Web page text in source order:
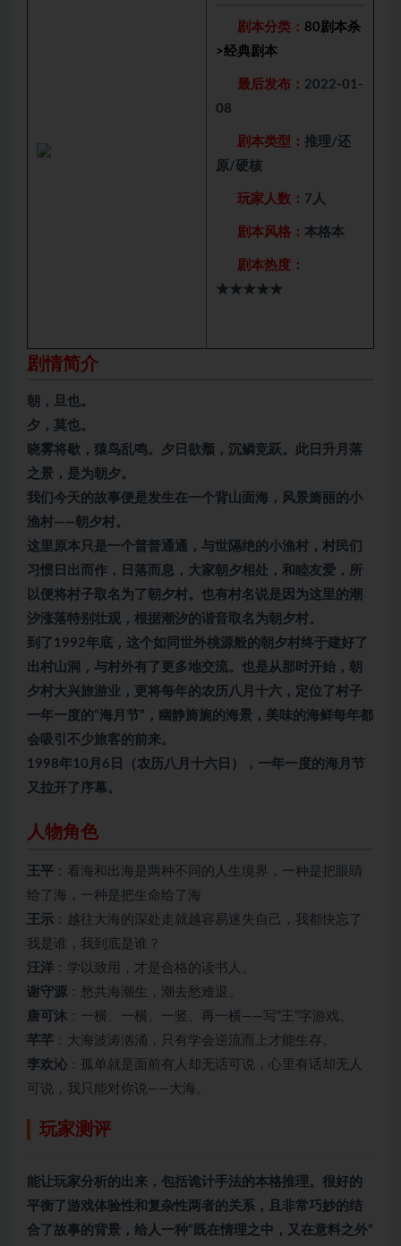
剧本分类： 80剧本杀
>经典剧本
最后发布： 2022-01-
08
剧本类型： 推理/还
原/硬核
玩家人数： 7人
剧本风格： 本格本
剧本热度：
★★★★★
剧情简介
朝，旦也。
夕，莫也。
晓雾将歇，猿鸟乱鸣。夕日欲颓，沉鳞竞跃。此日升月落
之景，是为朝夕。
我们今天的故事便是发生在一个背山面海，风景旖丽的小
渔村——朝夕村。
这里原本只是一个普普通通，与世隔绝的小渔村，村民们
习惯日出而作，日落而息，大家朝夕相处，和睦友爱，所
以便将村子取名为了朝夕村。也有村名说是因为这里的潮
汐涨落特别壮观，根据潮汐的谐音取名为朝夕村。
到了1992年底，这个如同世外桃源般的朝夕村终于建好了
出村山洞，与村外有了更多地交流。也是从那时开始，朝
夕村大兴旅游业，更将每年的农历八月十六，定位了村子
一年一度的“海月节”，幽静旖旎的海景，美味的海鲜每年都
会吸引不少旅客的前来。
1998年10月6日（农历八月十六日），一年一度的海月节
又拉开了序幕。
人物角色
王平 ：看海和出海是两种不同的人生境界，一种是把眼睛
给了海，一种是把生命给了海
王示 ：越往大海的深处走就越容易迷失自己，我都快忘了
我是谁，我到底是谁？
汪洋 ：学以致用，才是合格的读书人。
谢守源 ：愁共海潮生，潮去愁难退。
唐可沐 ：一横、一横、一竖、再一横——写“王”字游戏。
芊芊 ：大海波涛汹涌，只有学会逆流而上才能生存。
李欢沁 ：孤单就是面前有人却无话可说，心里有话却无人
可说，我只能对你说——大海。
玩家测评
能让玩家分析的出来，包括诡计手法的本格推理。很好的
平衡了游戏体验性和复杂性两者的关系，且非常巧妙的结
合了故事的背景，给人一种“既在情理之中，又在意料之外”